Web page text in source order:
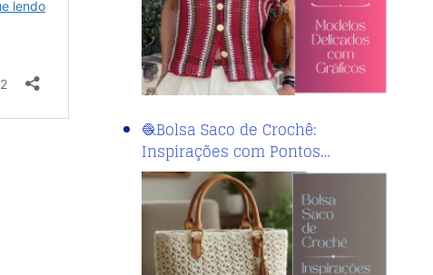
🧶Bolsa Saco de Crochê:
Inspirações com Pontos…